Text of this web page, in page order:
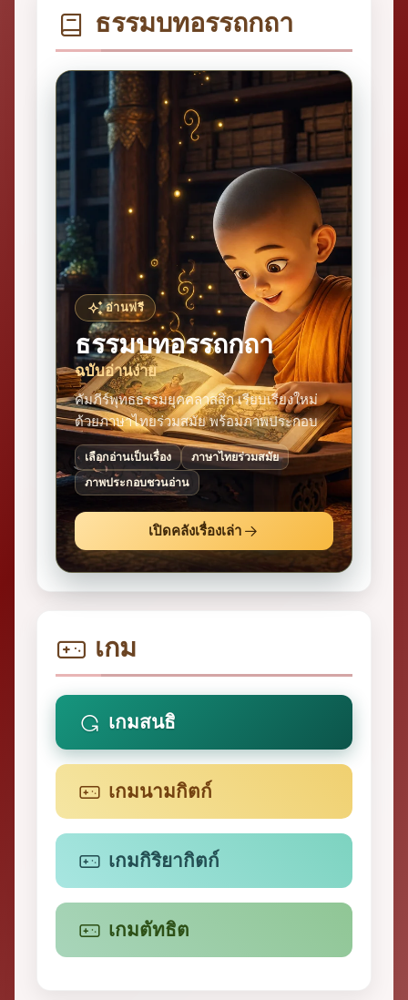
ธรรมบทอรรถกถา
อ่านฟรี
ธรรมบทอรรถกถา
ฉบับอ่านง่าย
คัมภีร์พุทธธรรมยุคคลาสสิก เรียบเรียงใหม่
ด้วยภาษาไทยร่วมสมัย พร้อมภาพประกอบ
เลือกอ่านเป็นเรื่อง
ภาษาไทยร่วมสมัย
ภาพประกอบชวนอ่าน
เปิดคลังเรื่องเล่า
เกม
เกมสนธิ
เกมนามกิตก์
เกมกิริยากิตก์
เกมตัทธิต